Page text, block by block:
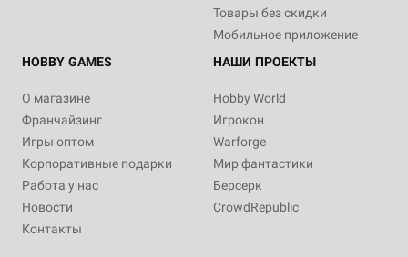
Товары без скидки
Мобильное приложение
HOBBY GAMES
О магазине
Франчайзинг
Игры оптом
Корпоративные подарки
Работа у нас
Новости
Контакты
НАШИ ПРОЕКТЫ
Hobby World
Игрокон
Warforge
Мир фантастики
Берсерк
CrowdRepublic